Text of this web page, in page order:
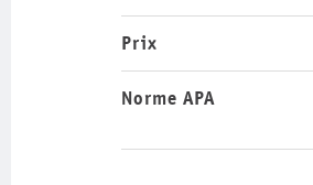
Prix
Norme APA